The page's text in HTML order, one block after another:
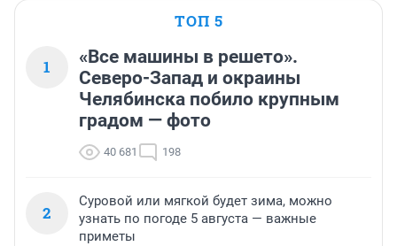
ТОП 5
1
«Все машины в решето».
Северо-Запад и окраины
Челябинска побило крупным
градом — фото
40 681 198
2
Суровой или мягкой будет зима, можно
узнать по погоде 5 августа — важные
приметы